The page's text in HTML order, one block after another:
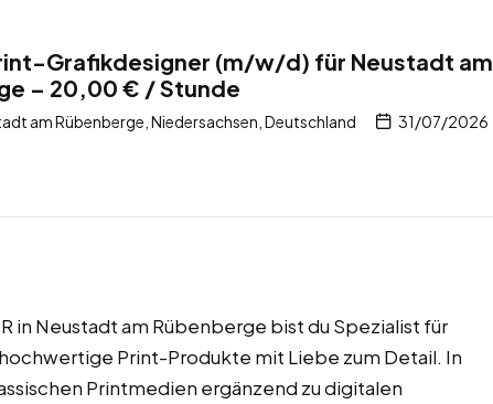
Grafikdesigner (m/w/d) für Neustadt am
– 20,00 € / Stunde
am Rübenberge, Niedersachsen, Deutschland 31/07/2026
in Neustadt am Rübenberge bist du Spezialist für
Print-Produkte mit Liebe zum Detail. In
Printmedien ergänzend zu digitalen